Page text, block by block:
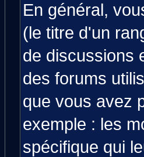
En général,
(le titre d'un
de discussions
des forums
que vous avez
exemple : les
spécifique qui